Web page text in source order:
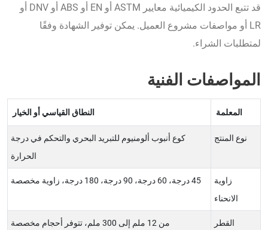
قد تتبع الحدود الكيميائية معايير ASTM أو EN أو ABS أو DNV أو
LR أو مواصفات مشروع العميل. يمكن توفير الشهادة وفقًا
لمتطلبات الشراء.
المواصفات الفنية
المعلمة النطاق القياسي أو الخيار
نوع المنتج
كوع أنبوب ألومنيوم للتبريد البحري والتحكم في درجة
الحرارة
زاوية
الانحناء
45 درجة، 60 درجة، 90 درجة، 180 درجة، زاوية مخصصة
القطر
من 12 ملم إلى 300 ملم، تتوفر أحجام مخصصة